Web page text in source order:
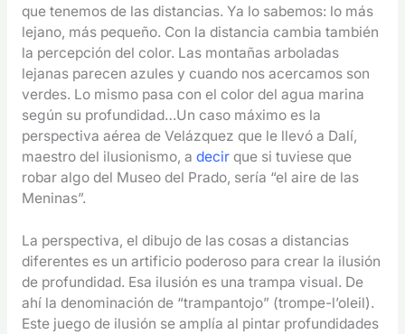
que tenemos de las distancias. Ya lo sabemos: lo más
lejano, más pequeño. Con la distancia cambia también
la percepción del color. Las montañas arboladas
lejanas parecen azules y cuando nos acercamos son
verdes. Lo mismo pasa con el color del agua marina
según su profundidad…Un caso máximo es la
perspectiva aérea de Velázquez que le llevó a Dalí,
maestro del ilusionismo, a decir que si tuviese que
robar algo del Museo del Prado, sería “el aire de las
Meninas”.
La perspectiva, el dibujo de las cosas a distancias
diferentes es un artificio poderoso para crear la ilusión
de profundidad. Esa ilusión es una trampa visual. De
ahí la denominación de “trampantojo” (trompe-l’oleil).
Este juego de ilusión se amplía al pintar profundidades